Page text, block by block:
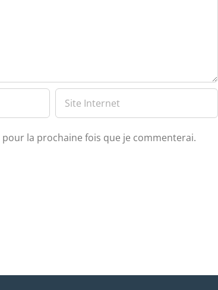
la prochaine fois que je commenterai.